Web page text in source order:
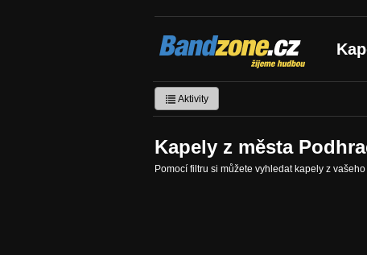
Bandzone.cz
žijeme hudbou
Aktivity
Kapely z města
Pomocí filtru si můžete vyhledat kapely z